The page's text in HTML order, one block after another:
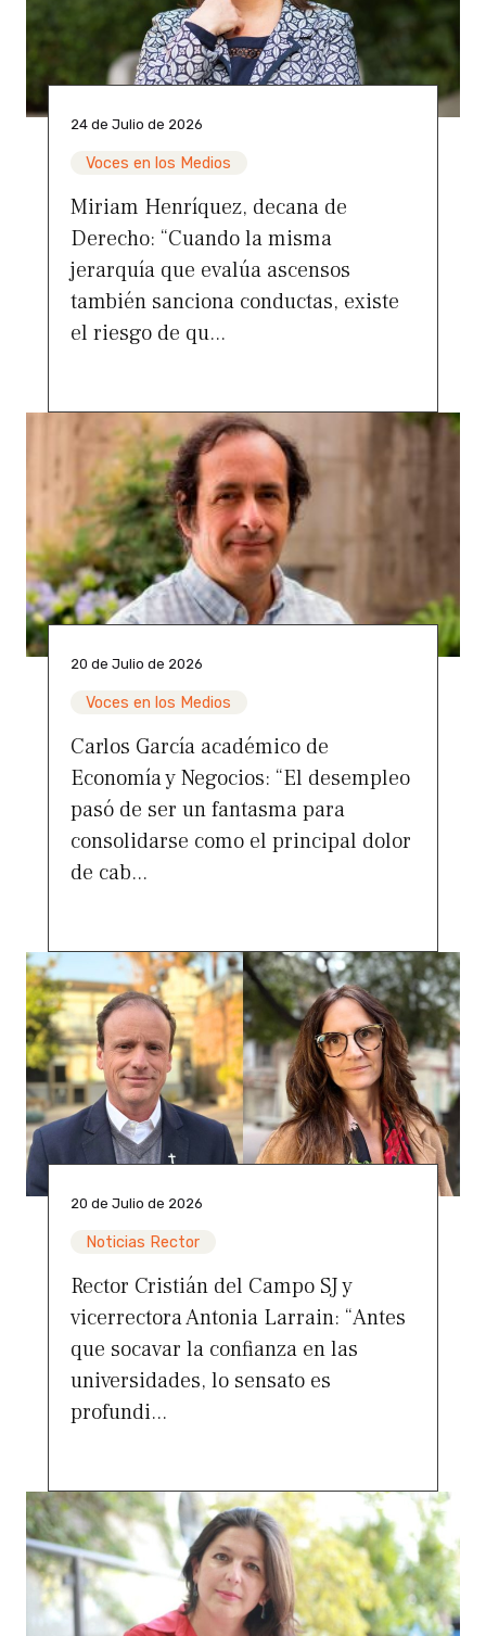
24 de Julio de 2026
Voces en los Medios
Miriam Henríquez, decana de
Derecho: “Cuando la misma
jerarquía que evalúa ascensos
también sanciona conductas, existe
el riesgo de qu...
20 de Julio de 2026
Voces en los Medios
Carlos García académico de
Economía y Negocios: “El desempleo
pasó de ser un fantasma para
consolidarse como el principal dolor
de cab...
20 de Julio de 2026
Noticias Rector
Rector Cristián del Campo SJ y
vicerrectora Antonia Larrain: “Antes
que socavar la confianza en las
universidades, lo sensato es
profundi...